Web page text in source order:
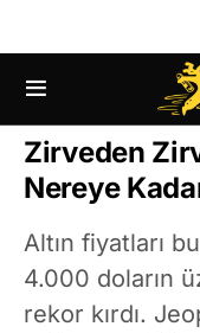
EMTIA
Zirveden
Nereye
Altın fiyatları
4.000 doların
rekor kırdı.